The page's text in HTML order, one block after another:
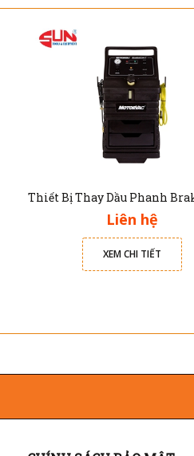
Liên hệ
XEM CHI TIẾT